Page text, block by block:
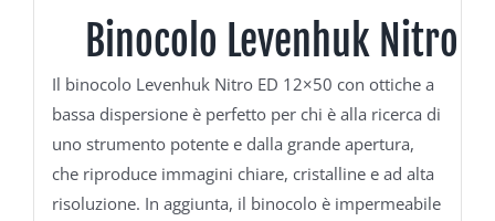
Binocolo Levenhuk Nitro
Il binocolo Levenhuk Nitro ED 12×50 con ottiche a
bassa dispersione è perfetto per chi è alla ricerca di
uno strumento potente e dalla grande apertura,
che riproduce immagini chiare, cristalline e ad alta
risoluzione. In aggiunta, il binocolo è impermeabile